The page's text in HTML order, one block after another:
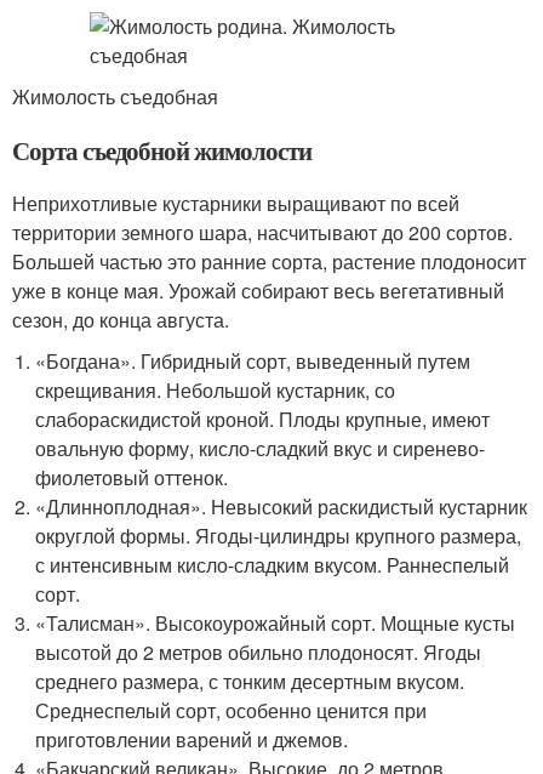
Жимолость съедобная
Сорта съедобной жимолости
Неприхотливые кустарники выращивают по всей
территории земного шара, насчитывают до 200 сортов.
Большей частью это ранние сорта, растение плодоносит
уже в конце мая. Урожай собирают весь вегетативный
сезон, до конца августа.
«Богдана». Гибридный сорт, выведенный путем
скрещивания. Небольшой кустарник, со
слабораскидистой кроной. Плоды крупные, имеют
овальную форму, кисло-сладкий вкус и сиренево-
фиолетовый оттенок.
«Длинноплодная». Невысокий раскидистый кустарник
округлой формы. Ягоды-цилиндры крупного размера,
с интенсивным кисло-сладким вкусом. Раннеспелый
сорт.
«Талисман». Высокоурожайный сорт. Мощные кусты
высотой до 2 метров обильно плодоносят. Ягоды
среднего размера, с тонким десертным вкусом.
Среднеспелый сорт, особенно ценится при
приготовлении варений и джемов.